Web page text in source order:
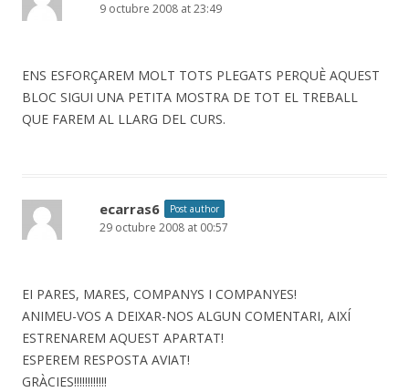
9 octubre 2008 at 23:49
ENS ESFORÇAREM MOLT TOTS PLEGATS PERQUÈ AQUEST
BLOC SIGUI UNA PETITA MOSTRA DE TOT EL TREBALL
QUE FAREM AL LLARG DEL CURS.
ecarras6 Post author
29 octubre 2008 at 00:57
EI PARES, MARES, COMPANYS I COMPANYES!
ANIMEU-VOS A DEIXAR-NOS ALGUN COMENTARI, AIXÍ
ESTRENAREM AQUEST APARTAT!
ESPEREM RESPOSTA AVIAT!
GRÀCIES!!!!!!!!!!!!